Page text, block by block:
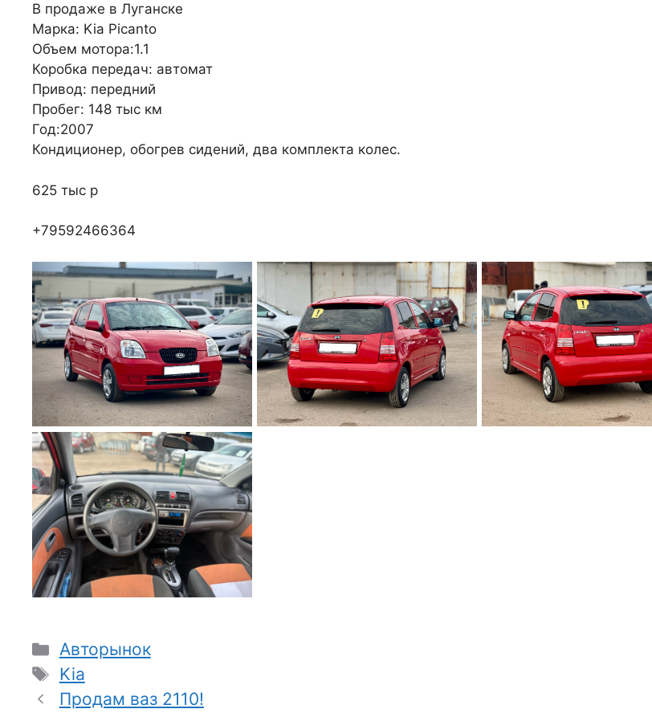
В продаже в Луганске
Марка: Kia Picanto
Объем мотора:1.1
Коробка передач: автомат
Привод: передний
Пробег: 148 тыс км
Год:2007
Кондиционер, обогрев сидений, два комплекта колес.
625 тыс р
+79592466364
Рубрики
Авторынок
Метки
Kia
Продам ваз 2110!